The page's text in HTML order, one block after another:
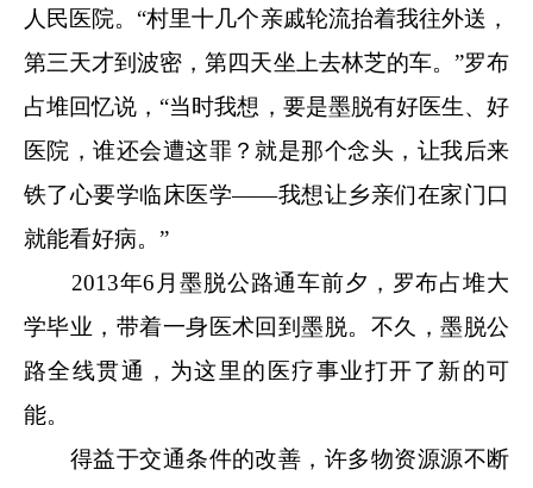
人民医院。“村里十几个亲戚轮流抬着我往外送，
第三天才到波密，第四天坐上去林芝的车。”罗布
占堆回忆说，“当时我想，要是墨脱有好医生、好
医院，谁还会遭这罪？就是那个念头，让我后来
铁了心要学临床医学——我想让乡亲们在家门口
就能看好病。”
2013年6月墨脱公路通车前夕，罗布占堆大
学毕业，带着一身医术回到墨脱。不久，墨脱公
路全线贯通，为这里的医疗事业打开了新的可
能。
得益于交通条件的改善，许多物资源源不断